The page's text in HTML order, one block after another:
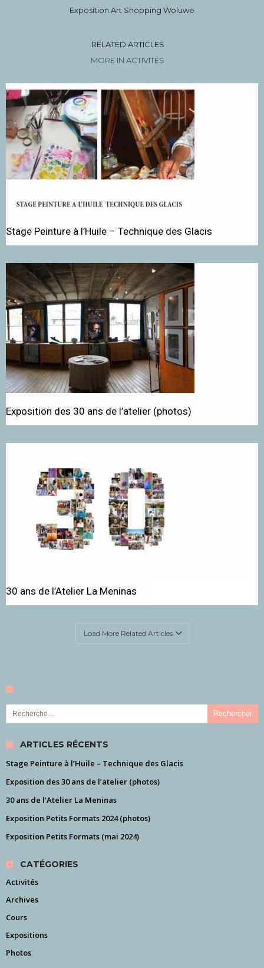
Exposition Art Shopping Woluwe
RELATED ARTICLES
MORE IN ACTIVITÉS
Stage Peinture à l’Huile – Technique des Glacis
Exposition des 30 ans de l’atelier (photos)
30 ans de l’Atelier La Meninas
Load More Related Articles
Rechercher :
ARTICLES RÉCENTS
Stage Peinture à l’Huile – Technique des Glacis
Exposition des 30 ans de l’atelier (photos)
30 ans de l’Atelier La Meninas
Exposition Petits Formats 2024 (photos)
Exposition Petits Formats (mai 2024)
CATÉGORIES
Activités
Archives
Cours
Expositions
Photos